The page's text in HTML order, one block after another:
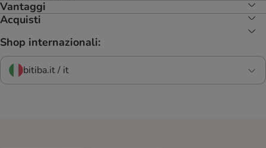
Vantaggi
Acquisti
Shop internazionali:
bitiba.it / it